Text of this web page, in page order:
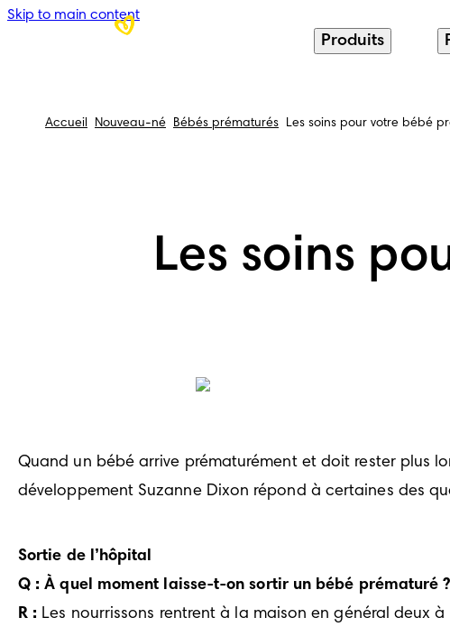
Skip to main content
Produits
Accueil Nouveau-né Bébés prématurés Les soins pour votre bébé
Les soins
Quand un bébé arrive prématurément et doit rester plus
développement Suzanne Dixon répond à certaines des
Sortie de l’hôpital
Q : À quel moment laisse-t-on sortir un bébé prématuré
R : Les nourrissons rentrent à la maison en général deux